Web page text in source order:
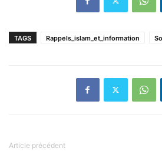
TAGS Rappels_islam_et_information
Article précédent